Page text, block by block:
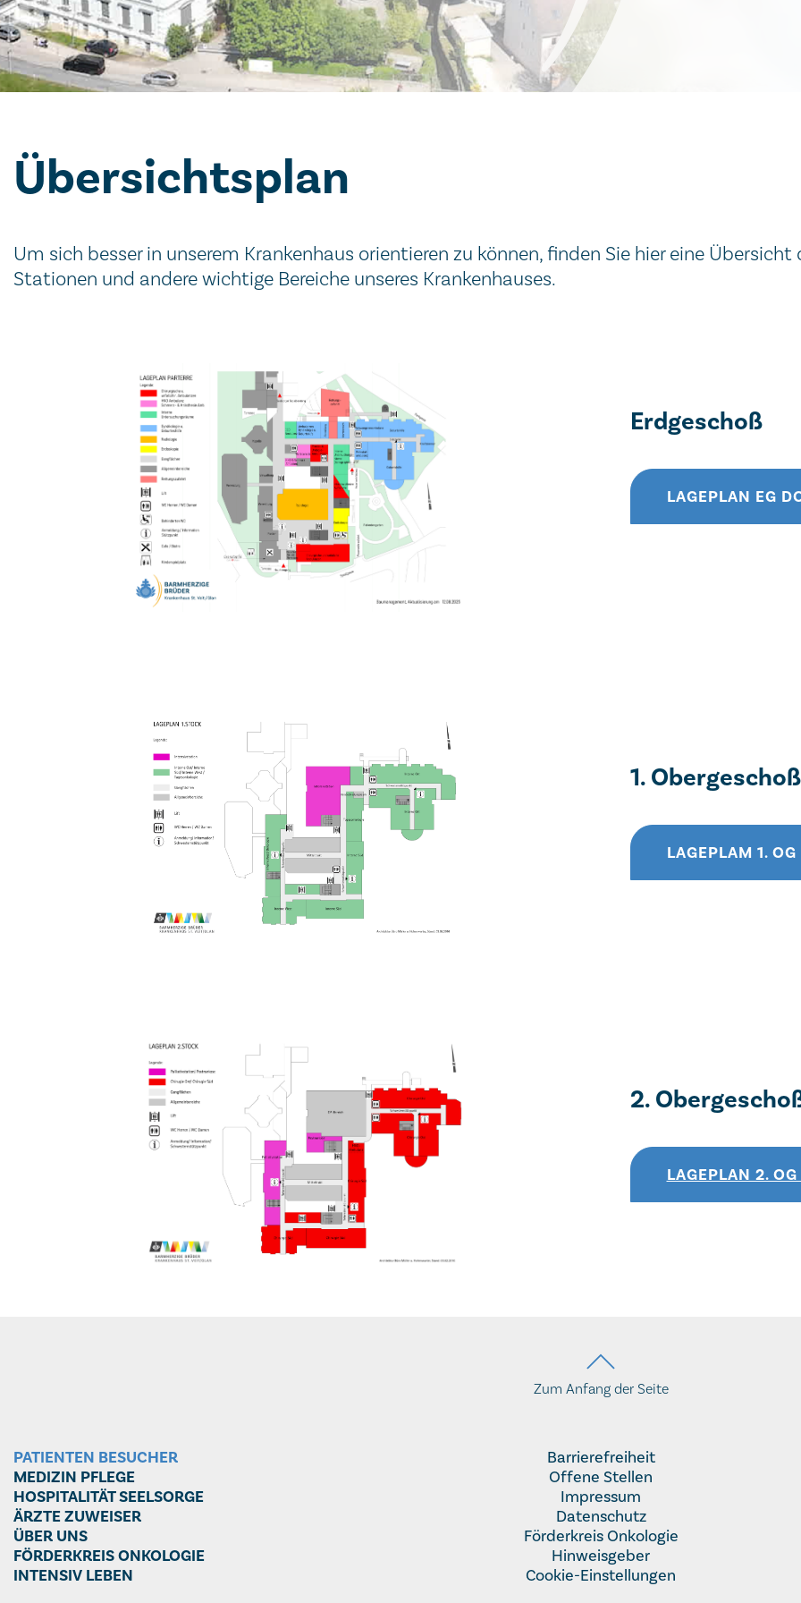
Übersichtsplan
Um sich besser in unserem Krankenhaus orientieren zu können, finden Sie hier eine Übersicht
Stationen und andere wichtige Bereiche unseres Krankenhauses.
Erdgeschoß
LAGEPLAN EG
1. Obergeschoß
LAGEPLAM 1.
2.
LAGEPLAN 2.
Zum Anfang der Seite
PATIENTEN BESUCHER
MEDIZIN PFLEGE
HOSPITALITÄT SEELSORGE
ÄRZTE ZUWEISER
ÜBER UNS
FÖRDERKREIS ONKOLOGIE
INTENSIV LEBEN
Barrierefreiheit
Offene Stellen
Impressum
Datenschutz
Förderkreis Onkologie
Hinweisgeber
Cookie-Einstellungen